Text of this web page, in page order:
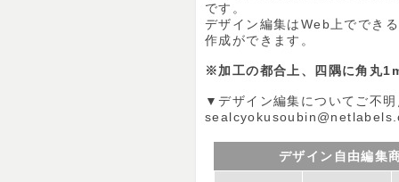
です。
デザイン編集はWeb上ででき
作成ができます。
※加工の都合上、四隅に角丸
▼デザイン編集についてご不
デザイン自由編集